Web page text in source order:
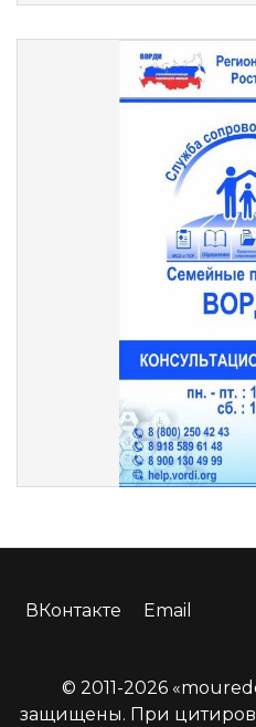
ВКонтакте Email
© 2011-2026
защищены. При